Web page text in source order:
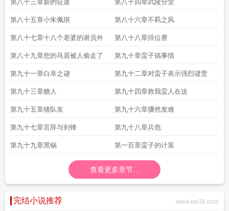
第八十三章新的征途 第八十四章武陵分堂
第八十五章小朱佩琪 第八十六章不羁之风
第八十七章十八个老婆的谢员外 第八十八章排位赛
第八十九章您的马居被人偷走了 第九十章蛮子搞事情
第九十一章白帛之谜 第九十二章对蛮子表示强烈谴责
第九十三章糖人 第九十四章救我蛮人在这
第九十五章猪队友 第九十六章骤然发难
第九十七章言辞与剑锋 第九十八章兵危
第九十九章黑锅 第一百章蛮子的计策
查看更多章节...
完结小说推荐 www.kw36.com